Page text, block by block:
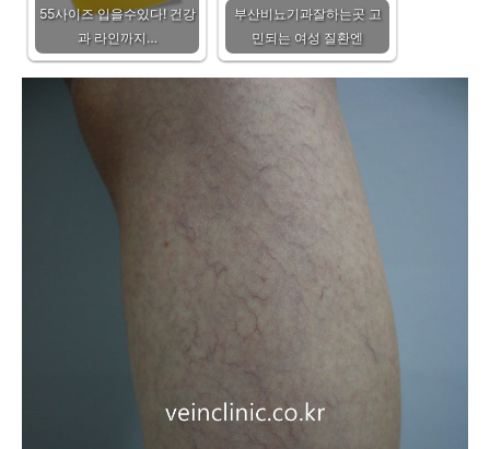
55사이즈 입을수있다! 건강
과 라인까지…
부산비뇨기과잘하는곳 고
민되는 여성 질환엔